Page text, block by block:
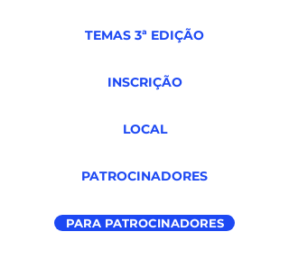
TEMAS 3ª EDIÇÃO
INSCRIÇÃO
LOCAL
PATROCINADORES
PARA PATROCINADORES